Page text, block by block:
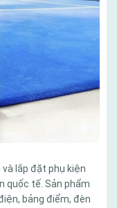
lắp đặt phụ kiện
quốc tế. Sản phẩm
bảng điểm, đèn